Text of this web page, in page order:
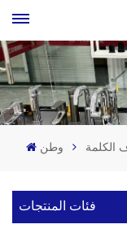
وطن الكلمة
فئات المنتجات